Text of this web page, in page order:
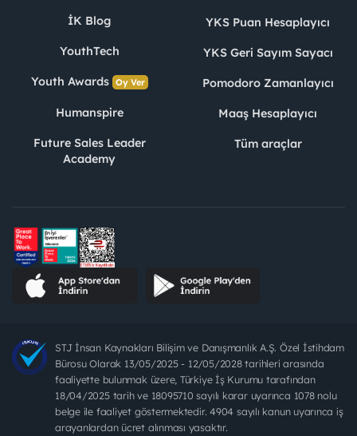
İK Blog
YouthTech
Youth Awards Oy Ver
Humanspire
Future Sales Leader
Academy
YKS Puan Hesaplayıcı
YKS Geri Sayım Sayacı
Pomodoro Zamanlayıcı
Maaş Hesaplayıcı
Tüm araçlar
STJ İnsan Kaynakları Bilişim ve Danışmanlık A.Ş. Özel İstihdam
Bürosu Olarak 13/05/2025 - 12/05/2028 tarihleri arasında
faaliyette bulunmak üzere, Türkiye İş Kurumu tarafından
18/04/2025 tarih ve 18095710 sayılı karar uyarınca 1078 nolu
belge ile faaliyet göstermektedir. 4904 sayılı kanun uyarınca iş
arayanlardan ücret alınması yasaktır.